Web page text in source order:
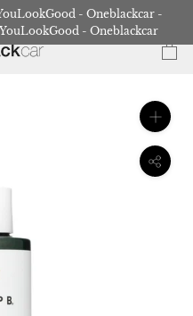
- Oneblackcar -
- Oneblackcar